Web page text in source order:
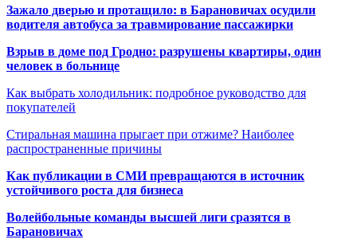
Зажало дверью и протащило: в Барановичах осудили
водителя автобуса за травмирование пассажирки
Взрыв в доме под Гродно: разрушены квартиры, один
человек в больнице
Как выбрать холодильник: подробное руководство для
покупателей
Стиральная машина прыгает при отжиме? Наиболее
распространенные причины
Как публикации в СМИ превращаются в источник
устойчивого роста для бизнеса
Волейбольные команды высшей лиги сразятся в
Барановичах